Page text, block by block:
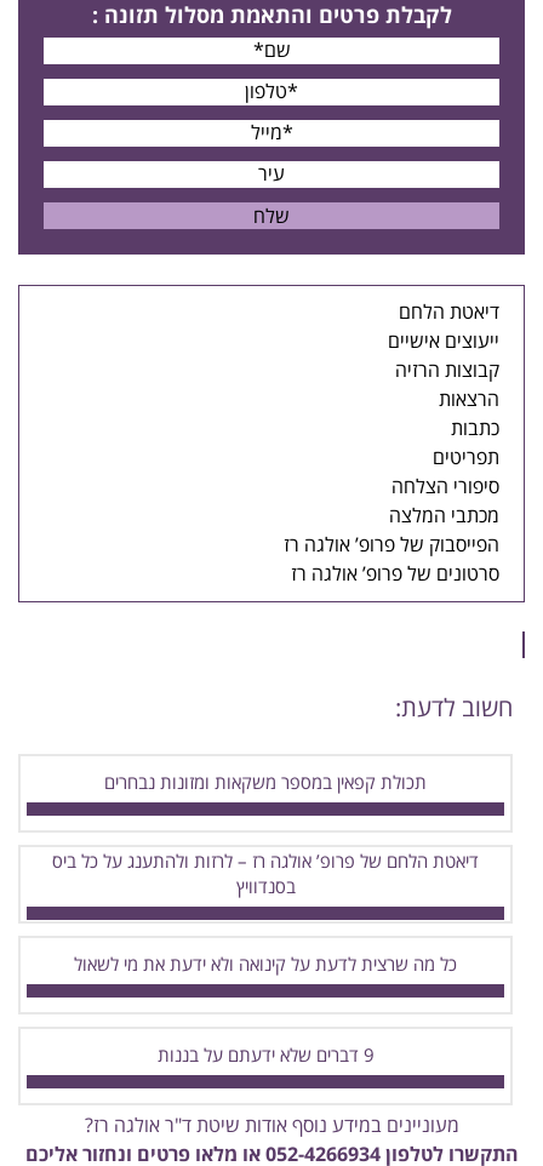
לקבלת פרטים והתאמת מסלול תזונה :
דיאטת הלחם
ייעוצים אישיים
קבוצות הרזיה
הרצאות
כתבות
תפריטים
סיפורי הצלחה
מכתבי המלצה
הפייסבוק של פרופ’ אולגה רז
סרטונים של פרופ’ אולגה רז
חשוב לדעת:
תכולת קפאין במספר משקאות ומזונות נבחרים
דיאטת הלחם של פרופ’ אולגה רז – לרזות ולהתענג על כל ביס
בסנדוויץ
כל מה שרצית לדעת על קינואה ולא ידעת את מי לשאול
9 דברים שלא ידעתם על בננות
מעוניינים במידע נוסף אודות שיטת ד"ר אולגה רז?
התקשרו לטלפון052-4266934 או מלאו פרטים ונחזור אליכם